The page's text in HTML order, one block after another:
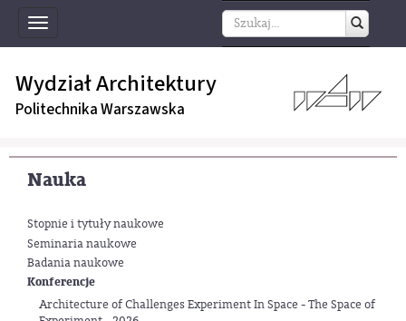
Toggle
navigation
Wydział Architektury
Politechnika Warszawska
Nauka
Stopnie i tytuły naukowe
Seminaria naukowe
Badania naukowe
Konferencje
Architecture of Challenges Experiment In Space - The Space of